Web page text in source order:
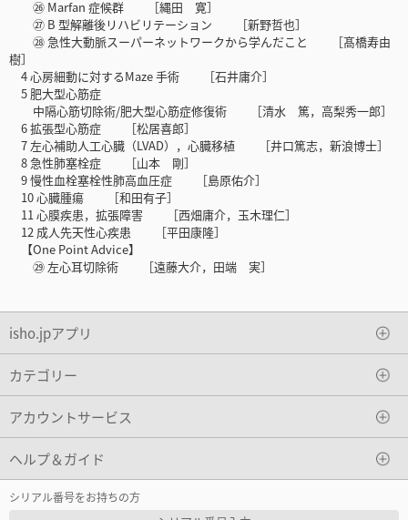
㉖ Marfan 症候群 ［縄田 寛］
㉗ B 型解離後リハビリテーション ［新野哲也］
㉘ 急性大動脈スーパーネットワークから学んだこと ［髙橋寿由
樹］
4 心房細動に対するMaze 手術 ［石井庸介］
5 肥大型心筋症
中隔心筋切除術/肥大型心筋症修復術 ［清水 篤，高梨秀一郎］
6 拡張型心筋症 ［松居喜郎］
7 左心補助人工心臓（LVAD），心臓移植 ［井口篤志，新浪博士］
8 急性肺塞栓症 ［山本 剛］
9 慢性血栓塞栓性肺高血圧症 ［島原佑介］
10 心臓腫瘍 ［和田有子］
11 心膜疾患，拡張障害 ［西畑庸介，玉木理仁］
12 成人先天性心疾患 ［平田康隆］
【One Point Advice】
㉙ 左心耳切除術 ［遠藤大介，田端 実］
isho.jpアプリ
カテゴリー
アカウントサービス
ヘルプ＆ガイド
シリアル番号をお持ちの方